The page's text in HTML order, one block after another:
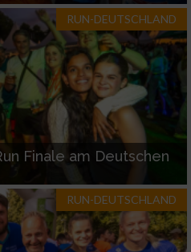
RUN-DEUTSCHLAND
Finale am Deutschen
RUN-DEUTSCHLAND